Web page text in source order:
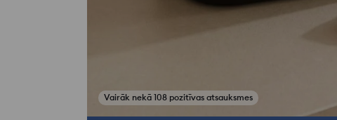
Vairāk nekā 108 pozitīvas atsauksmes
Skatīt fotoattēlus no atsauksmēm